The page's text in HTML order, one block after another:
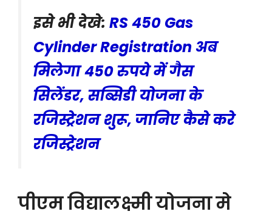
इसे भी देखे: RS 450 Gas
Cylinder Registration अब
मिलेगा 450 रुपये में गैस
सिलेंडर, सब्सिडी योजना के
रजिस्ट्रेशन शुरू, जानिए कैसे करे
रजिस्ट्रेशन
पीएम विद्यालक्ष्मी योजना मे